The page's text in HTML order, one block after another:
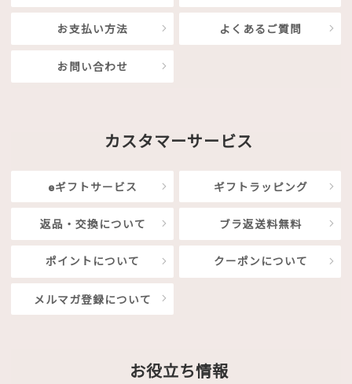
お支払い方法 よくあるご質問
お問い合わせ
カスタマーサービス
eギフトサービス ギフトラッピング
返品・交換について ブラ返送料無料
ポイントについて クーポンについて
メルマガ登録について
お役立ち情報